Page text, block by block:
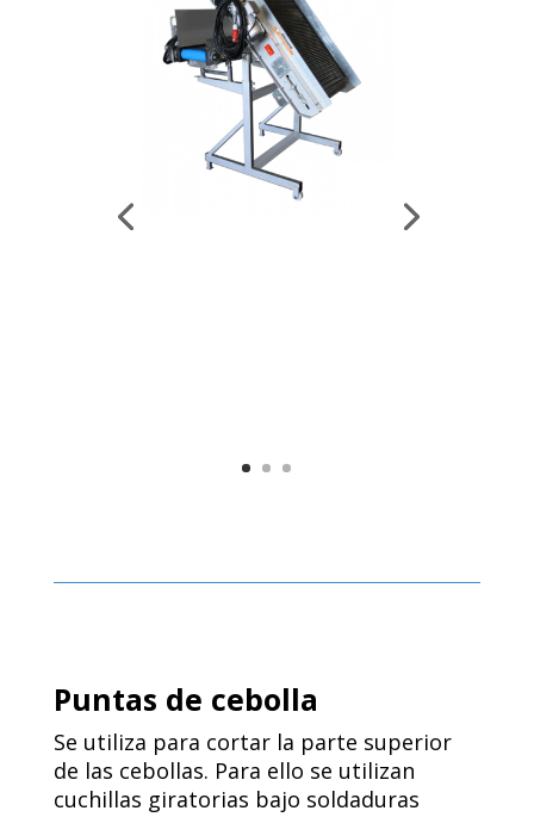
Puntas de cebolla
Se utiliza para cortar la parte superior
de las cebollas. Para ello se utilizan
cuchillas giratorias bajo soldaduras